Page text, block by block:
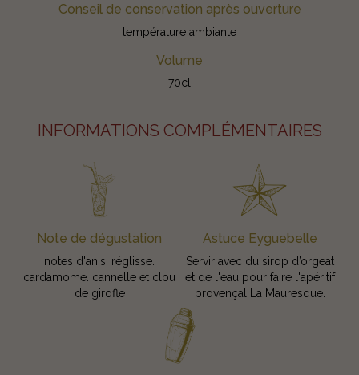
Conseil de conservation après ouverture
température ambiante
Volume
70cl
INFORMATIONS COMPLÉMENTAIRES
Note de dégustation
notes d'anis. réglisse.
cardamome. cannelle et clou
de girofle
Astuce Eyguebelle
Servir avec du sirop d’orgeat
et de l'eau pour faire l'apéritif
provençal La Mauresque.